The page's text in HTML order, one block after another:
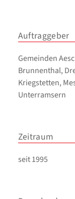
Auftraggeber
Gemeinden
Brunnenthal,
Kriegstetten,
Unterramsern
Zeitraum
seit 1995